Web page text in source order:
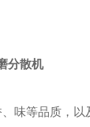
分散机
味等品质，